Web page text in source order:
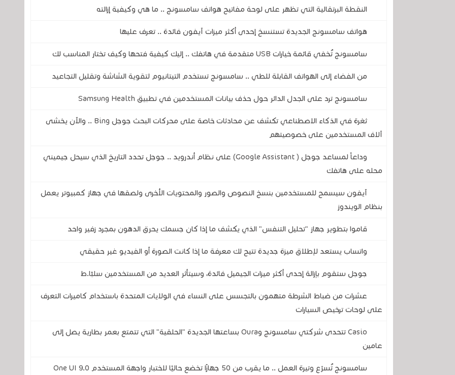
النقطة البرتقالية التي تظهر على لوحة مفاتيح هواتف سامسونج .. ما هي وكيفية إزالته
هواتف سامسونج الجديدة تستنسخ إحدى أكثر ميزات آيفون فائدة .. تعرف عليها
سامسونج تُخفي قائمة خيارات USB متقدمة في هاتفك .. إليك كيفية فتحها وكيف تختار المناسب لك
من الفضاء إلى الهواتف القابلة للطي .. سامسونج تستخدم التيتانيوم لتقوية الشاشة وتقليل التجاعيد
سامسونج ترد على الجدل الدائر حول حذف بيانات المستخدمين في تطبيق Samsung Health
ثغرة في الذكاء الاصطناعي تكشف عن محادثات خاصة على محركات البحث جوجل Bing .. والآن يخشى
آلاف المستخدمين على خصوصيتهم
وداعاً لمساعد جوجل ( Google Assistant) على نظام أندرويد .. جوجل تحدد التاريخ الذي سيحل جيميني
محله على هاتفك
آيفون سيسمح للمستخدمين بنسخ النصوص والصور والمحتويات الأخرى ولصقها في جهاز كمبيوتر يعمل
بنظام الويندوز
قاموا بتطوير جهاز "تحليل التنفس" الذي يكشف ما إذا كان جسمك يحرق الدهون بمجرد زفير واحد
واتساب يستعد لإطلاق ميزة جديدة تتيح لك معرفة ما إذا كانت الصورة أو الفيديو غير حقيقي
جوجل ستقوم بإزالة إحدى أكثر ميزات الجيميل فائدة، وسيتأثر العديد من المستخدمين سلبًا.ط
عشرات من ضباط الشرطة متهمون بالتجسس على النساء في الولايات المتحدة باستخدام كاميرات التعرف
على لوحات ترخيص السيارات
Casio تتحدى شركتي سامسونج وOura بساعتها الجديدة "الحلقية" التي تتمتع بعمر بطارية يصل إلى
عامين
سامسونج تُسرّع وتيرة العمل .. ما يقرب من 50 جهازًا تخضع حاليًا لاختبار واجهة المستخدم One UI 9.0